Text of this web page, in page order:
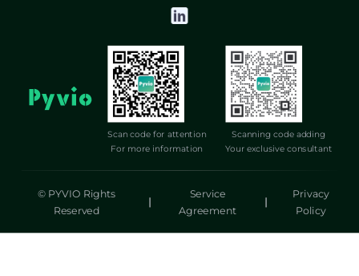
Scan code for attention
For more information
Scanning code adding
Your exclusive consultant
© PYVIO Rights
Reserved
|
Service
Agreement
|
Privacy
Policy